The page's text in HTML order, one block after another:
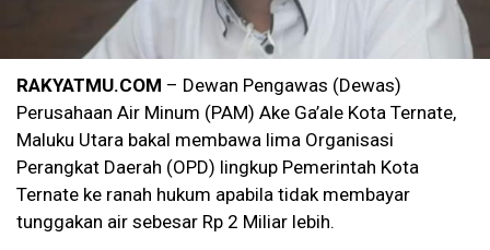
RAKYATMU.COM – Dewan Pengawas (Dewas)
Perusahaan Air Minum (PAM) Ake Ga’ale Kota Ternate,
Maluku Utara bakal membawa lima Organisasi
Perangkat Daerah (OPD) lingkup Pemerintah Kota
Ternate ke ranah hukum apabila tidak membayar
tunggakan air sebesar Rp 2 Miliar lebih.